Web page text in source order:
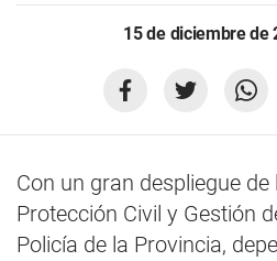
15 de diciembre de
Con un gran despliegue de
Protección Civil y Gestión
Policía de la Provincia,